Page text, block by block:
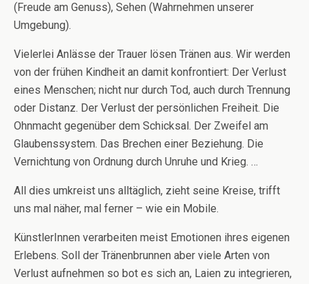
(Freude am Genuss), Sehen (Wahrnehmen unserer
Umgebung).
Vielerlei Anlässe der Trauer lösen Tränen aus. Wir werden
von der frühen Kindheit an damit konfrontiert: Der Verlust
eines Menschen; nicht nur durch Tod, auch durch Trennung
oder Distanz. Der Verlust der persönlichen Freiheit. Die
Ohnmacht gegenüber dem Schicksal. Der Zweifel am
Glaubenssystem. Das Brechen einer Beziehung. Die
Vernichtung von Ordnung durch Unruhe und Krieg. …
All dies umkreist uns alltäglich, zieht seine Kreise, trifft
uns mal näher, mal ferner – wie ein Mobile.
KünstlerInnen verarbeiten meist Emotionen ihres eigenen
Erlebens. Soll der Tränenbrunnen aber viele Arten von
Verlust aufnehmen so bot es sich an, Laien zu integrieren,